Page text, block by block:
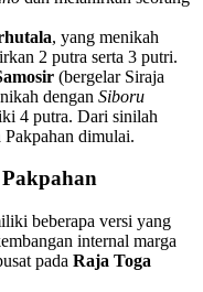
, yang menikah
2 putra serta 3 putri.
(bergelar Siraja
dengan Siboru
4 putra. Dari sinilah
dimulai.
beberapa versi yang
internal marga
pada Raja Toga